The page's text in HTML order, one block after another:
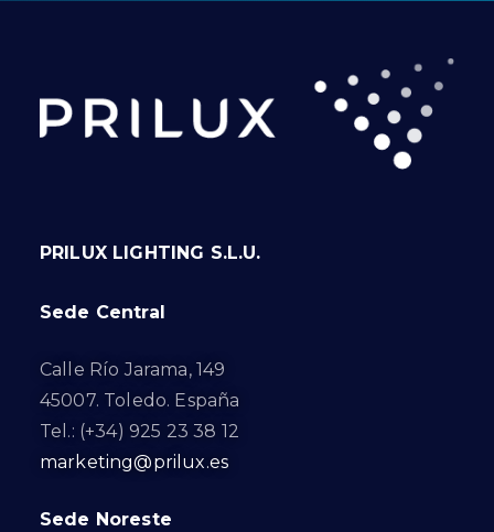
PRILUX LIGHTING S.L.U.
Sede Central
Calle Río Jarama, 149
45007. Toledo. España
Tel.: (+34) 925 23 38 12
marketing@prilux.es
Sede Noreste